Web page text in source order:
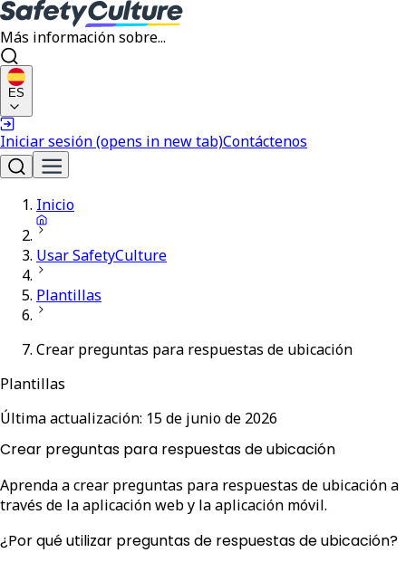
Más información sobre...
ES
Iniciar sesión(opens in new tab)Contáctenos
Inicio
Usar SafetyCulture
Plantillas
Crear preguntas para respuestas de ubicación
Plantillas
Última actualización: 15 de junio de 2026
Crear preguntas para respuestas de ubicación
Aprenda a crear preguntas para respuestas de ubicación a
través de la aplicación web y la aplicación móvil.
¿Por qué utilizar preguntas de respuestas de ubicación?